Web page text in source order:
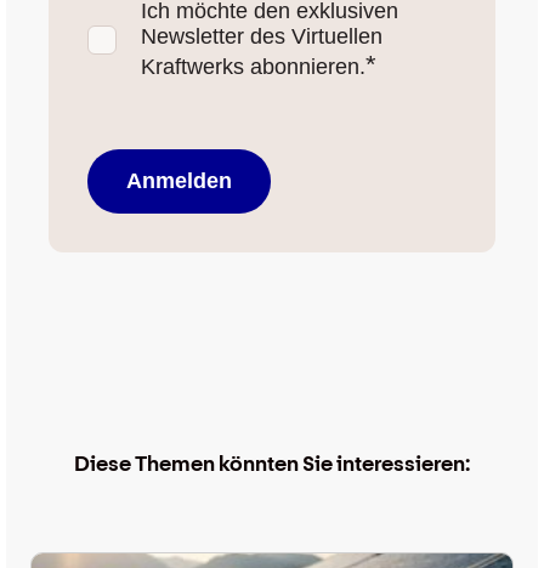
Ich möchte den exklusiven
Newsletter des Virtuellen
Kraftwerks abonnieren.*
Diese Themen könnten Sie interessieren: